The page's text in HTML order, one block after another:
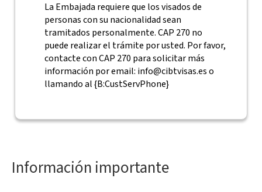
La Embajada requiere que los visados de
personas con su nacionalidad sean
tramitados personalmente. CAP 270 no
puede realizar el trámite por usted. Por favor,
contacte con CAP 270 para solicitar más
información por email: info@cibtvisas.eso
llamando al {B:CustServPhone}
Información importante